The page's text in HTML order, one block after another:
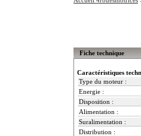
Fiche technique
Caractéristiques
Type du moteur :
Energie :
Disposition :
Alimentation :
Suralimentation :
Distribution :